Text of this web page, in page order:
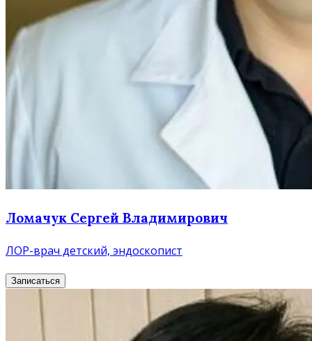
Ломачук Сергей Владимирович
ЛОР-врач детский, эндоскопист
Записаться